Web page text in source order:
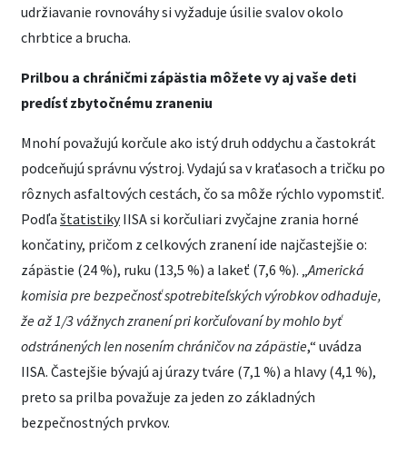
udržiavanie rovnováhy si vyžaduje úsilie svalov okolo
chrbtice a brucha.
Prilbou a chráničmi zápästia môžete vy aj vaše deti
predísť zbytočnému zraneniu
Mnohí považujú korčule ako istý druh oddychu a častokrát
podceňujú správnu výstroj. Vydajú sa v kraťasoch a tričku po
rôznych asfaltových cestách, čo sa môže rýchlo vypomstiť.
Podľa štatistikyIISA si korčuliari zvyčajne zrania horné
končatiny, pričom z celkových zranení ide najčastejšie o:
zápästie (24 %), ruku (13,5 %) a lakeť (7,6 %). „Americká
komisia pre bezpečnosť spotrebiteľských výrobkov odhaduje,
že až 1/3 vážnych zranení pri korčuľovaní by mohlo byť
odstránených len nosením chráničov na zápästie,“ uvádza
IISA. Častejšie bývajú aj úrazy tváre (7,1 %) a hlavy (4,1 %),
preto sa prilba považuje za jeden zo základných
bezpečnostných prvkov.